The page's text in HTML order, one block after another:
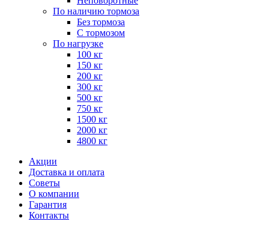
По наличию тормоза
Без тормоза
С тормозом
По нагрузке
100 кг
150 кг
200 кг
300 кг
500 кг
750 кг
1500 кг
2000 кг
4800 кг
Акции
Доставка и оплата
Советы
О компании
Гарантия
Контакты